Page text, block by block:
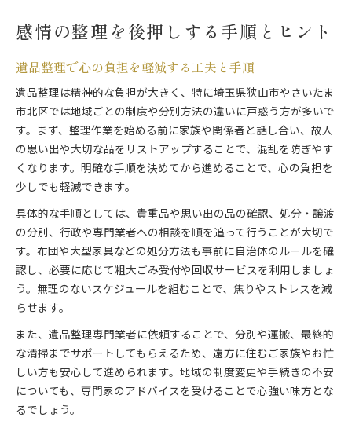
感情の整理を後押しする手順とヒント
遺品整理で心の負担を軽減する工夫と手順
遺品整理は精神的な負担が大きく、特に埼玉県狭山市やさいたま
市北区では地域ごとの制度や分別方法の違いに戸惑う方が多いで
す。まず、整理作業を始める前に家族や関係者と話し合い、故人
の思い出や大切な品をリストアップすることで、混乱を防ぎやす
くなります。明確な手順を決めてから進めることで、心の負担を
少しでも軽減できます。
具体的な手順としては、貴重品や思い出の品の確認、処分・譲渡
の分別、行政や専門業者への相談を順を追って行うことが大切で
す。布団や大型家具などの処分方法も事前に自治体のルールを確
認し、必要に応じて粗大ごみ受付や回収サービスを利用しましょ
う。無理のないスケジュールを組むことで、焦りやストレスを減
らせます。
また、遺品整理専門業者に依頼することで、分別や運搬、最終的
な清掃までサポートしてもらえるため、遠方に住むご家族やお忙
しい方も安心して進められます。地域の制度変更や手続きの不安
についても、専門家のアドバイスを受けることで心強い味方とな
るでしょう。